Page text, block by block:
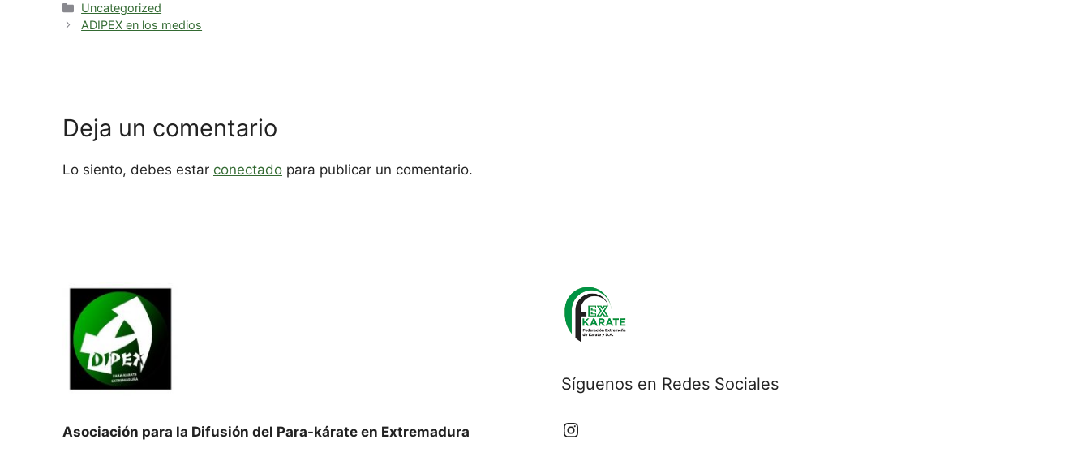
Uncategorized
ADIPEX en los medios
Deja un comentario
Lo siento, debes estar conectado para publicar un comentario.
Asociación para la Difusión del Para-kárate en Extremadura
Síguenos en Redes Sociales